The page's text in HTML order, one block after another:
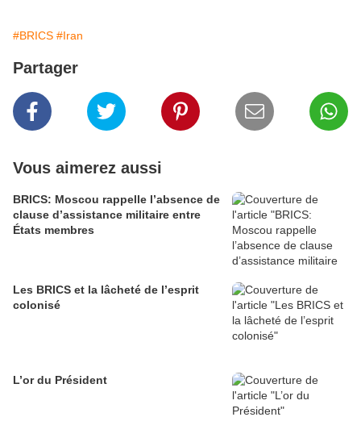
#BRICS #Iran
Partager
Vous aimerez aussi
BRICS: Moscou rappelle l’absence de
clause d’assistance militaire entre
États membres
Les BRICS et la lâcheté de l’esprit
colonisé
L’or du Président